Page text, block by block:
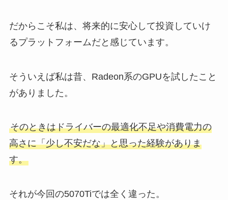
だからこそ私は、将来的に安心して投資していけ
るプラットフォームだと感じています。
そういえば私は昔、Radeon系のGPUを試したこと
がありました。
そのときはドライバーの最適化不足や消費電力の
高さに「少し不安だな」と思った経験がありま
す。
それが今回の5070Tiでは全く違った。